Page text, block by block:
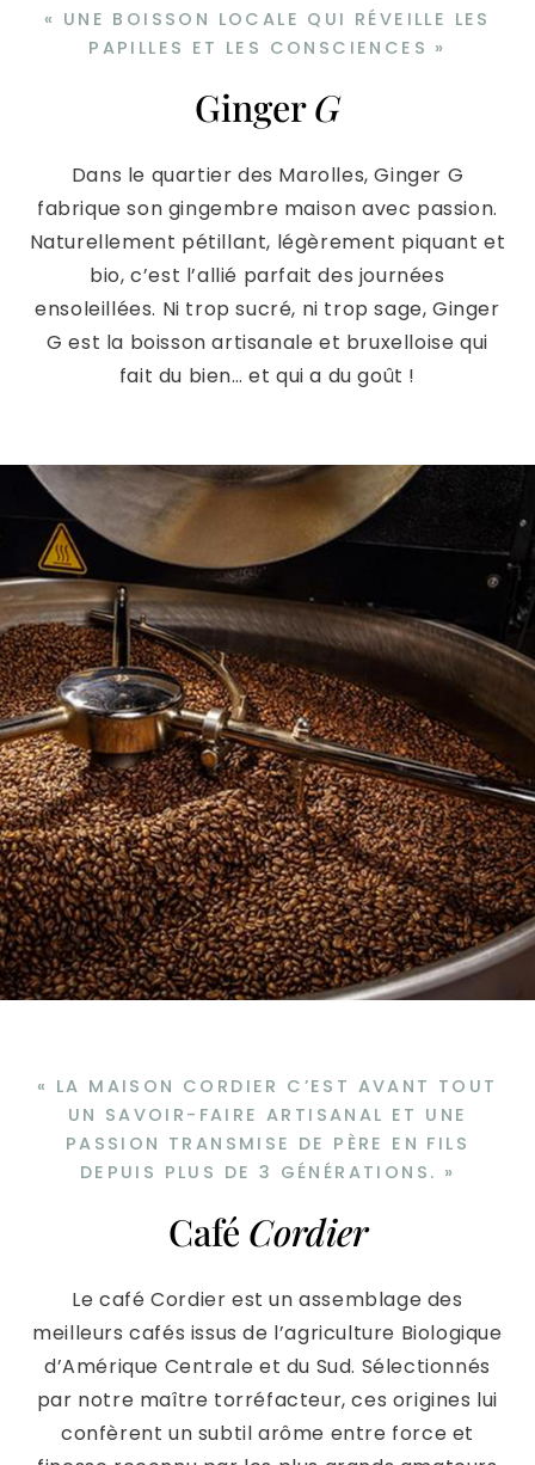
« UNE BOISSON LOCALE QUI RÉVEILLE LES
PAPILLES ET LES CONSCIENCES »
GingerG
Dans le quartier des Marolles, Ginger G
fabrique son gingembre maison avec passion.
Naturellement pétillant, légèrement piquant et
bio, c’est l’allié parfait des journées
ensoleillées. Ni trop sucré, ni trop sage, Ginger
G est la boisson artisanale et bruxelloise qui
fait du bien… et qui a du goût !
« LA MAISON CORDIER C’EST AVANT TOUT
UN SAVOIR-FAIRE ARTISANAL ET UNE
PASSION TRANSMISE DE PÈRE EN FILS
DEPUIS PLUS DE 3 GÉNÉRATIONS. »
Café Cordier
Le café Cordier est un assemblage des
meilleurs cafés issus de l’agriculture Biologique
d’Amérique Centrale et du Sud. Sélectionnés
par notre maître torréfacteur, ces origines lui
confèrent un subtil arôme entre force et